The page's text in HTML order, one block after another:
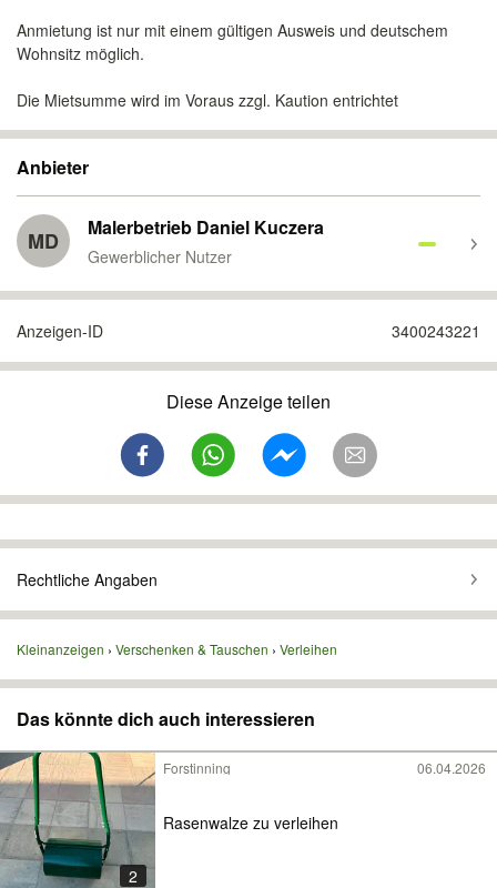
Anmietung ist nur mit einem gültigen Ausweis und deutschem
Wohnsitz möglich.
Die Mietsumme wird im Voraus zzgl. Kaution entrichtet
Anbieter
MD Malerbetrieb Daniel Kuczera
Gewerblicher Nutzer
Anzeigen-ID 3400243221
Diese Anzeige teilen
Rechtliche Angaben
Kleinanzeigen Verschenken & Tauschen Verleihen
Das könnte dich auch interessieren
2
Forstinning 06.04.2026
Rasenwalze zu verleihen